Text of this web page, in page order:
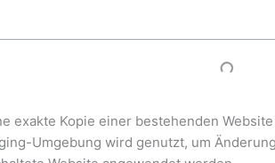
exakte Kopie einer bestehenden
Umgebung wird genutzt, um